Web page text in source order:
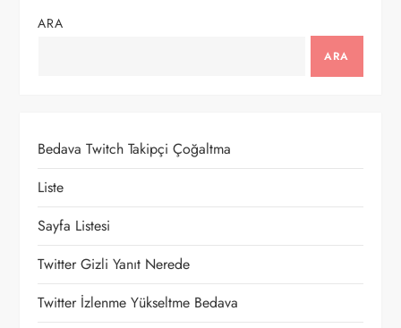
g
i
n
m
e
s
ARA
ARA
Bedava Twitch Takipçi Çoğaltma
Liste
Sayfa Listesi
Twitter Gizli Yanıt Nerede
Twitter İzlenme Yükseltme Bedava